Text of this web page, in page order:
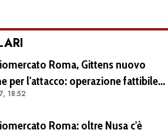
Roma, Gittens nuovo
per l'attacco: operazione fattibile
prestito
18:52
Roma: oltre Nusa c'è